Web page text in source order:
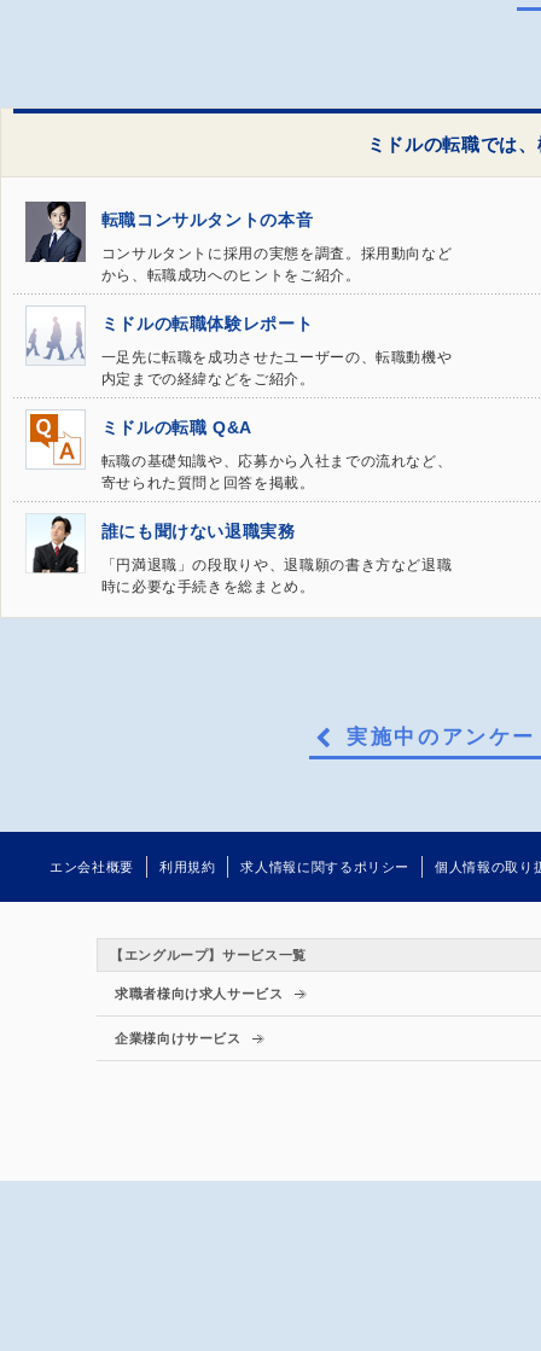
ミドルの転職では
転職コンサルタントの本音
コンサルタントに採用の実態を調査。採用動向など
から、転職成功へのヒントをご紹介。
ミドルの転職体験レポート
一足先に転職を成功させたユーザーの、転職動機や
内定までの経緯などをご紹介。
ミドルの転職 Q&A
転職の基礎知識や、応募から入社までの流れなど、
寄せられた質問と回答を掲載。
誰にも聞けない退職実務
「円満退職」の段取りや、退職願の書き方など退職
時に必要な手続きを総まとめ。
実施中のアンケー
エン会社概要 利用規約 求人情報に関するポリシー 個人情報の取り
【エングループ】サービス一覧
求職者様向け求人サービス
企業様向けサービス